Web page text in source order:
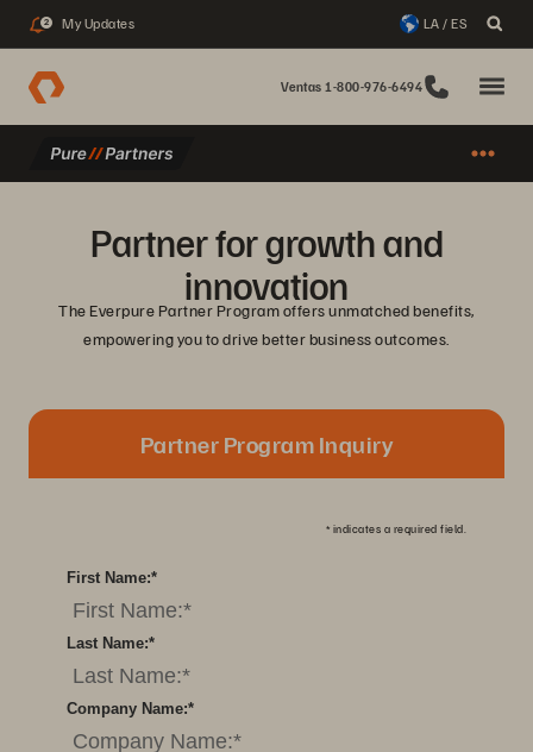
2 My Updates LA / ES
Ventas 1-800-976-6494
Partner for growth and
innovation
The Everpure Partner Program offers unmatched benefits,
empowering you to drive better business outcomes.
Partner Program Inquiry
* indicates a required field.
*
First Name:
*
Last Name:
*
Company Name: